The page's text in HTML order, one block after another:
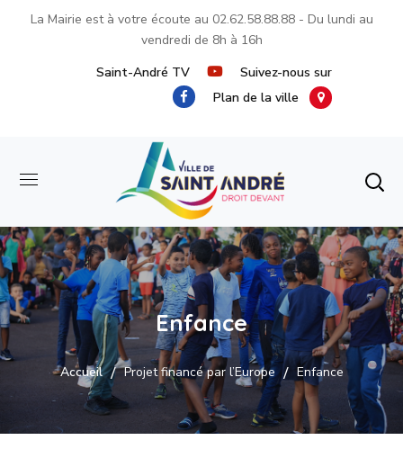
La Mairie est à votre écoute au 02.62.58.88.88- Du lundi au
vendredi de 8h à 16h
Saint-André TV
Suivez-nous sur
Plan de la ville
Enfance
Accueil Projet financé par l’Europe Enfance